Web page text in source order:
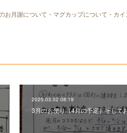
お月謝について・マグカップについて・カ
2025.03.02 08:19
3月のお便り（4月の予定）そして